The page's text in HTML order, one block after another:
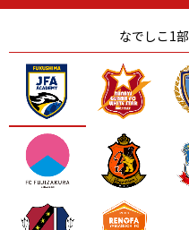
ニッパツ
ニッパツ 名古屋
なでしこ1部